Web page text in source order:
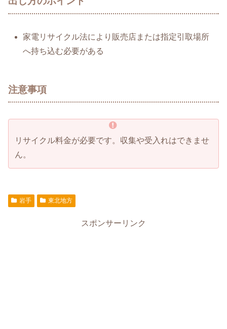
家電リサイクル法により販売店または指定引取場所
へ持ち込む必要がある
注意事項
リサイクル料金が必要です。収集や受入れはできませ
ん。
岩手 東北地方
スポンサーリンク